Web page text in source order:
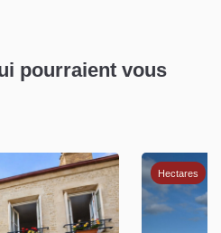
pourraient vous
Hectares